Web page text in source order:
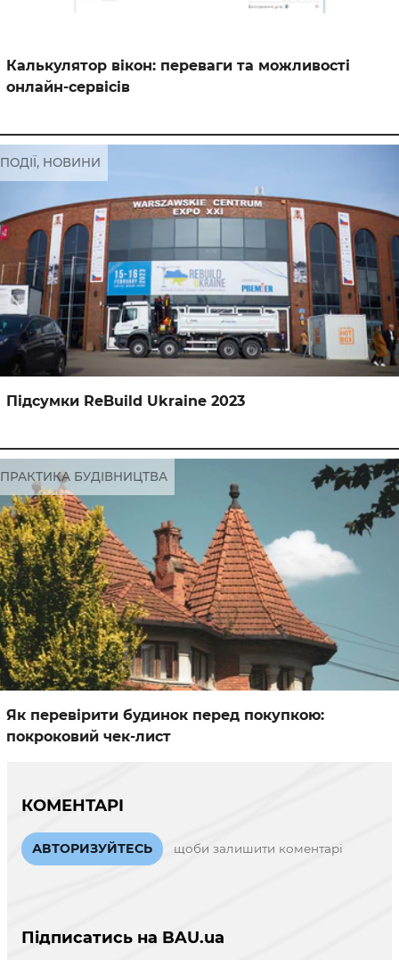
Калькулятор вікон: переваги та можливості
онлайн-сервісів
Підсумки ReBuild Ukraine 2023
ПОДІЇ, НОВИНИ
Як перевірити будинок перед покупкою:
покроковий чек-лист
ПРАКТИКА БУДІВНИЦТВА
КОМЕНТАРІ
АВТОРИЗУЙТЕСЬ щоби залишити коментарі
Підписатись на BAU.ua